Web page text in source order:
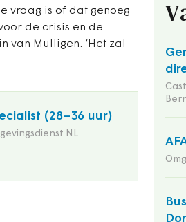
vraag is of dat genoeg
de crisis en de
van Mulligen. ‘Het zal
(28–36 uur)
NL